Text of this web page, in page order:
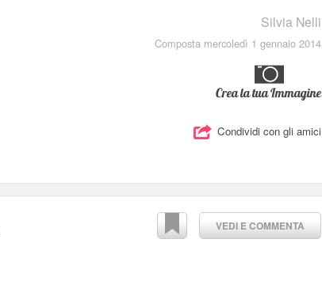
Silvia Nelli
Composta mercoledì 1 gennaio 2014
Crea la tua Immagine
Condividi con gli amici
VEDI E COMMENTA